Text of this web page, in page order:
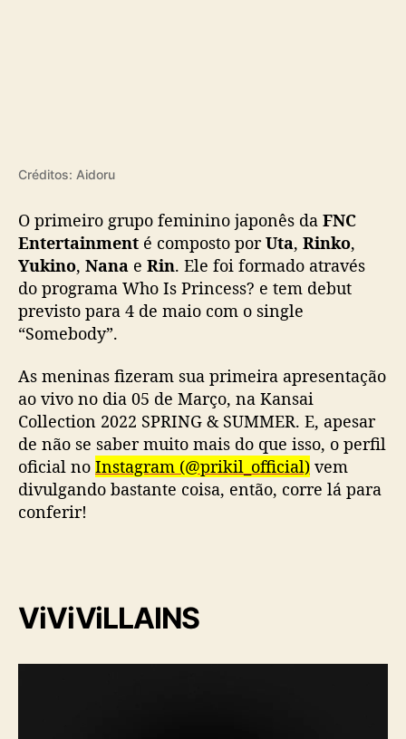
Créditos: Aidoru
O primeiro grupo feminino japonês da FNC
Entertainment é composto porUta, Rinko,
Yukino, Nana e Rin. Ele foi formado através
do programa Who Is Princess? e tem debut
previsto para 4 de maio com o single
“Somebody”.
As meninas fizeram sua primeira apresentação
ao vivo no dia 05 de Março, na Kansai
Collection 2022 SPRING & SUMMER. E, apesar
de não se saber muito mais do que isso, o perfil
oficial no Instagram (@prikil_official) vem
divulgando bastante coisa, então, corre lá para
conferir!
ViViViLLAINS